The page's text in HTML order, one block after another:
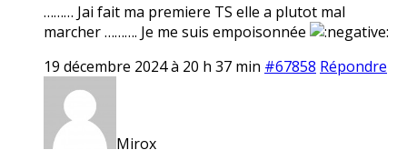
……… Jai fait ma premiere TS elle a plutot mal
marcher ………. Je me suis empoisonnée
19 décembre 2024 à 20 h 37 min #67858 Répondre
Mirox